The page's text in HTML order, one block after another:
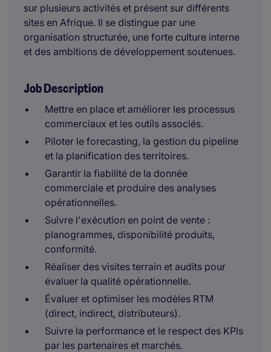
sur plusieurs activités et présent sur différents
sites en Afrique. Il se distingue par une
organisation structurée, une forte culture interne
et des ambitions de développement soutenues.
Job Description
Mettre en place et améliorer les processus
commerciaux et les outils associés.
Piloter le forecasting, la gestion du pipeline
et la planification des territoires.
Garantir la fiabilité de la donnée
commerciale et produire des analyses
opérationnelles.
Suivre l'exécution en point de vente :
planogrammes, disponibilité produits,
conformité.
Réaliser des visites terrain et audits pour
évaluer la qualité opérationnelle.
Évaluer et optimiser les modèles RTM
(direct, indirect, distributeurs).
Suivre la performance et le respect des KPIs
par les partenaires et marchés.